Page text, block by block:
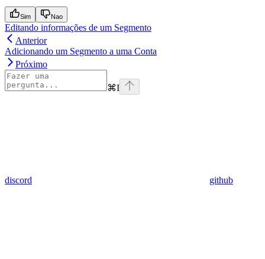
Sim Nao
Editando informações de um Segmento
Anterior
Adicionando um Segmento a uma Conta
Próximo
⌘I
discord github